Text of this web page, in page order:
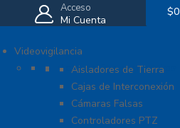
Acceso
Mi Cuenta
$0
Videovigilancia
Accesorios generales
Aisladores de Tierra
Cajas de Interconexión
Cámaras Falsas
Controladores PTZ